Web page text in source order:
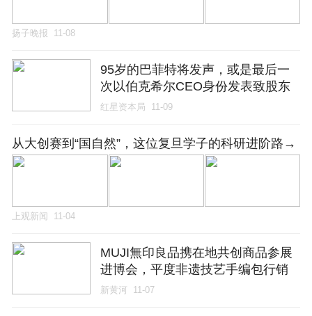
扬子晚报 11-08
95岁的巴菲特将发声，或是最后一
次以伯克希尔CEO身份发表致股东
信
红星资本局 11-09
从大创赛到“国自然”，这位复旦学子的科研进阶路→
上观新闻 11-04
MUJI無印良品携在地共创商品参展
进博会，平度非遗技艺手编包行销
全国
新黄河 11-07